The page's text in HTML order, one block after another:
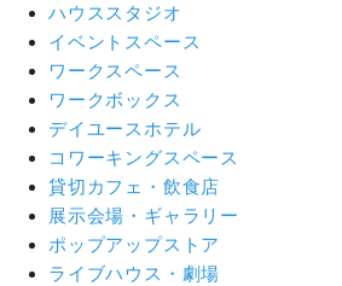
ハウススタジオ
イベントスペース
ワークスペース
ワークボックス
デイユースホテル
コワーキングスペース
貸切カフェ・飲食店
展示会場・ギャラリー
ポップアップストア
ライブハウス・劇場